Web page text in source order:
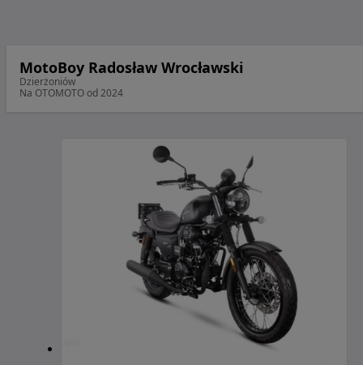
MotoBoy Radosław Wrocławski
Dzierżoniów
Na OTOMOTO od 2024